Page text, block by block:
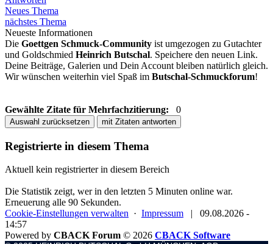
Neues Thema
nächstes Thema
Neueste Informationen
Die Goettgen Schmuck-Community ist umgezogen zu Gutachter
und Goldschmied Heinrich Butschal. Speichere den neuen Link.
Deine Beiträge, Galerien und Dein Account bleiben natürlich gleich.
Wir wünschen weiterhin viel Spaß im Butschal-Schmuckforum!
Gewählte Zitate für Mehrfachzitierung: 0
Auswahl zurücksetzen mit Zitaten antworten
Registrierte in diesem Thema
Aktuell kein registrierter in diesem Bereich
Die Statistik zeigt, wer in den letzten 5 Minuten online war.
Erneuerung alle 90 Sekunden.
Cookie-Einstellungen verwalten · Impressum
09.08.2026 -
14:57
Powered by CBACK Forum © 2026 CBACK Software